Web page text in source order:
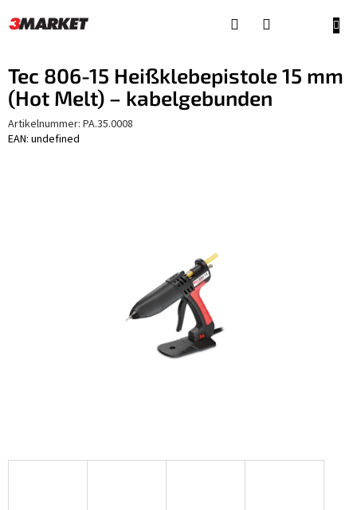
Inhalt
Tec 806-15 Heißklebepistole 15 mm
(Hot Melt) – kabelgebunden
Artikelnummer: PA.35.0008
EAN: undefined